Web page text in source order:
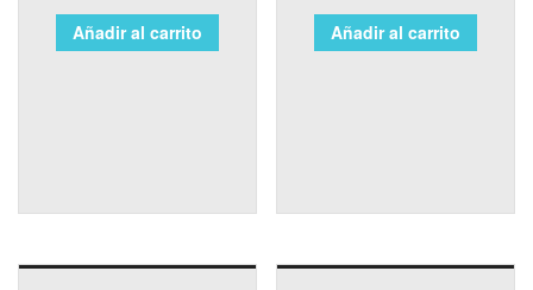
Añadir al carrito Añadir al carrito